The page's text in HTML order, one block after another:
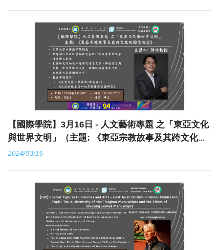
【國際學院】3月16日 - 人文藝術專題 之「東亞文化
與世界文明」（主題: 《東亞宗教故事及其跨文化的
圖像流變》）
2024/03/15